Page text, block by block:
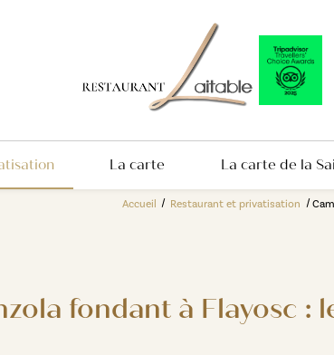
La carte La carte de la
Accueil Restaurant et privatisation
fondant à Flayosc :